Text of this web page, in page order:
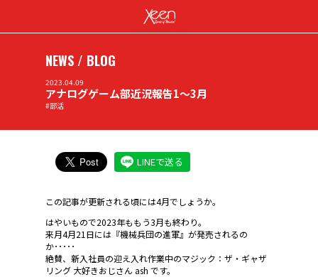
NEWS / BLOG
2023.04.09
アナログゲーム部近況報告1～3月
#部活
LINEで送る
この記事が更新される頃には4月でしょうか。
はやいもので2023年ももう3月も終わり。
来月4月21日には『機械兵団の進軍』が発売されるの
か･････
絶賛、新入社員の迎え入れ作業中のマジック：ザ・ギャザ
リング 大好きおじさん ash です。